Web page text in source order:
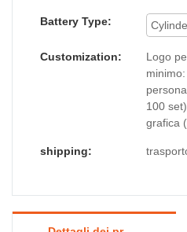
Battery Type:
Customization:
Logo
100
grafica
shipping: